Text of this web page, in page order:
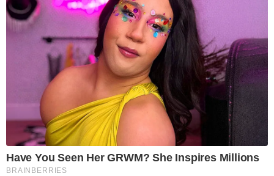
Have You Seen Her GRWM? She Inspires Millions
BRAINBERRIES